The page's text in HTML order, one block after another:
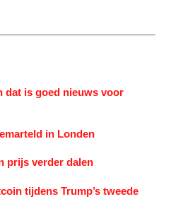
dat is goed nieuws voor
in Londen
prijs verder dalen
tijdens Trump’s tweede